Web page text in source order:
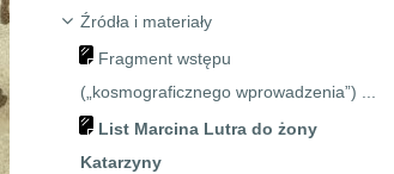
Źródła i materiały
Fragment wstępu
(„kosmograficznego wprowadzenia”) ...
List Marcina Lutra do żony
Katarzyny